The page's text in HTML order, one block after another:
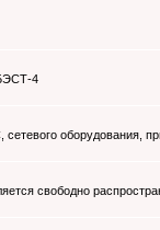
4
оборудования,
свободно